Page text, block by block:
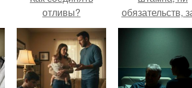
отливы?
обязательств,
ключи от
ей подарил
мужчина.